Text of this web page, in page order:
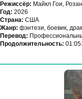
Режиссёр: Майкл Гои,
Год: 2026
Страна: США
Жанр: фэнтези, боевик,
Перевод:
Продолжительность: